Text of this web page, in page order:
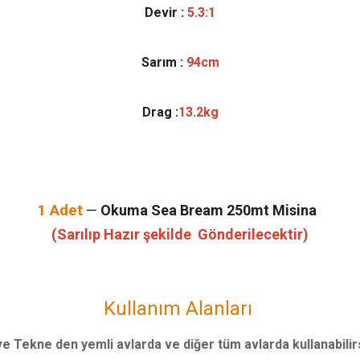
Devir : 5.3:1
Sarım : 94cm
Drag :13.2kg
1 Adet — Okuma Sea Bream 250mt Misina
(Sarılıp Hazır şekilde Gönderilecektir)
Kullanım Alanları
Tekne den yemli avlarda ve diğer tüm avlarda